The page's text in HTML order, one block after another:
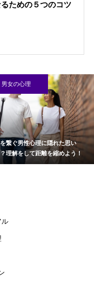
ための５つのコツ
男女の心理
繋ぐ男性心理に隠れた思い
理解をして距離を縮めよう！
ル